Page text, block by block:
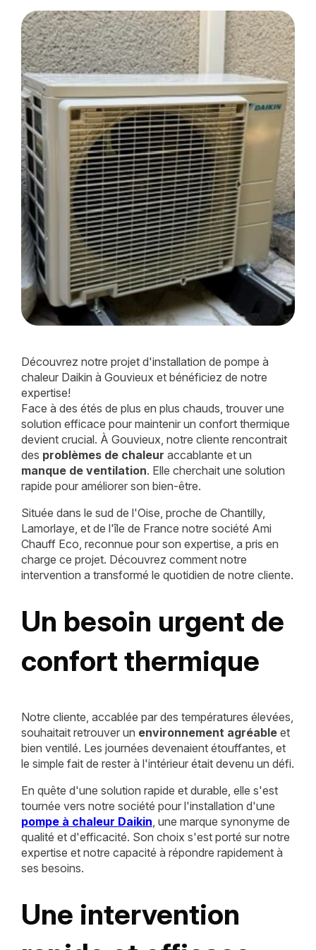
Découvrez notre projet d'installation de pompe à
chaleur Daikin à Gouvieux et bénéficiez de notre
expertise!
Face à des étés de plus en plus chauds, trouver une
solution efficace pour maintenir un confort thermique
devient crucial. À Gouvieux, notre cliente rencontrait
des problèmes de chaleur accablante et un
manque de ventilation. Elle cherchait une solution
rapide pour améliorer son bien-être.
Située dans le sud de l'Oise, proche de Chantilly,
Lamorlaye, et de l'île de France notre société Ami
Chauff Eco, reconnue pour son expertise, a pris en
charge ce projet. Découvrez comment notre
intervention a transformé le quotidien de notre cliente.
Un besoin urgent de
confort thermique
Notre cliente, accablée par des températures élevées,
souhaitait retrouver un environnement agréableet
bien ventilé. Les journées devenaient étouffantes, et
le simple fait de rester à l'intérieur était devenu un défi.
En quête d'une solution rapide et durable, elle s'est
tournée vers notre société pour l'installation d'une
pompe à chaleur Daikin, une marque synonyme de
qualité et d'efficacité. Son choix s'est porté sur notre
expertise et notre capacité à répondre rapidement à
ses besoins.
Une intervention